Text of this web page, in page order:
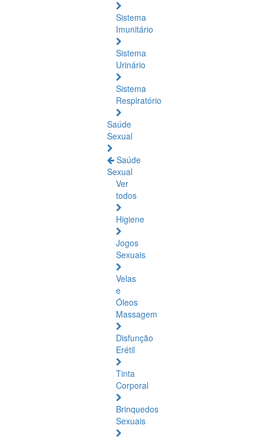
Sistema
Imunitário
Sistema
Urinário
Sistema
Respiratório
Saúde
Sexual
Saúde
Sexual
Ver
todos
Higiene
Jogos
Sexuais
Velas
e
Óleos
Massagem
Disfunção
Erétil
Tinta
Corporal
Brinquedos
Sexuais